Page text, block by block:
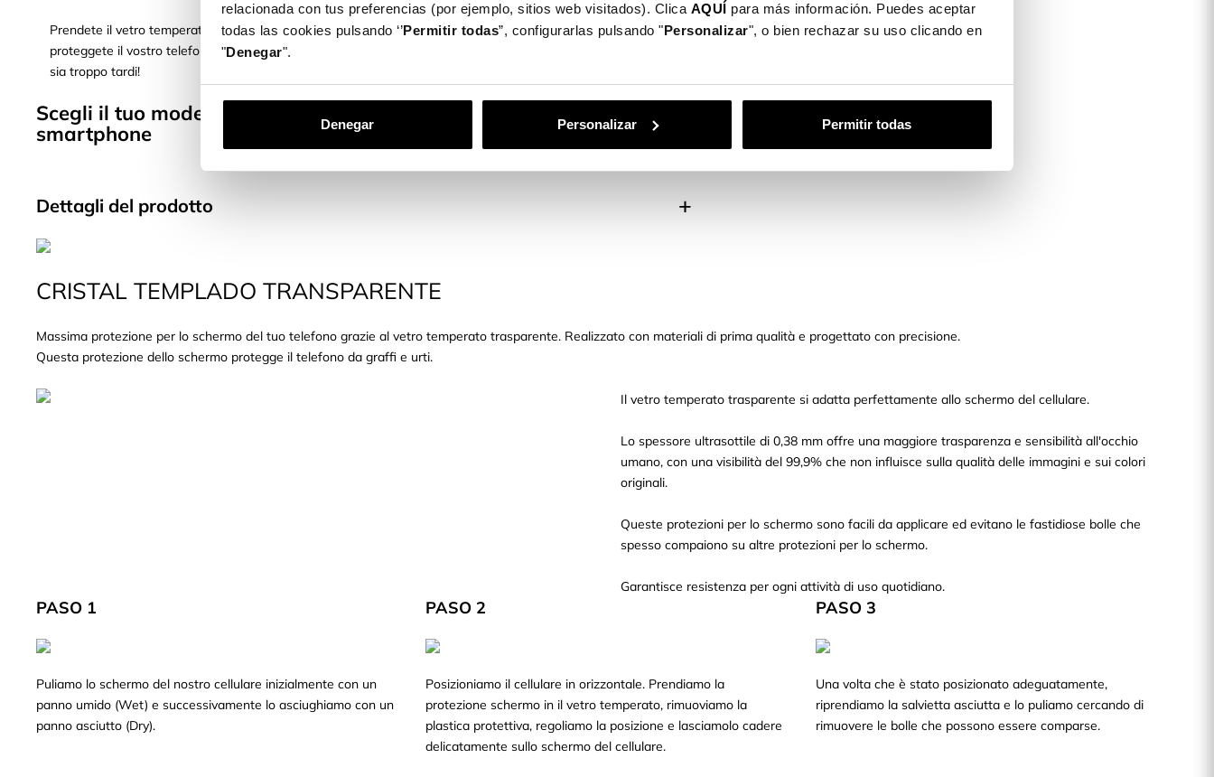
relacionada con tus preferencias (por ejemplo, sitios web visitados). Clica AQUÍ para más información. Puedes aceptar
todas las cookies pulsando ‘’Permitir todas”, configurarlas pulsando "Personalizar", o bien rechazar su uso clicando en
"Denegar".
Denegar Personalizar Permitir todas
Prendete il vetro temperato trasparente e
proteggete il vostro telefono oggi stesso prima che
sia troppo tardi!
Scegli il tuo modello di cellulare e proteggi lo schermo del tuo
smartphone
Dettagli del prodotto
CRISTAL TEMPLADO TRANSPARENTE
Massima protezione per lo schermo del tuo telefono grazie al vetro temperato trasparente. Realizzato con materiali di prima qualità e progettato con precisione.
Questa protezione dello schermo protegge il telefono da graffi e urti.
Il vetro temperato trasparente si adatta perfettamente allo schermo del cellulare.
Lo spessore ultrasottile di 0,38 mm offre una maggiore trasparenza e sensibilità all'occhio
umano, con una visibilità del 99,9% che non influisce sulla qualità delle immagini e sui colori
originali.
Queste protezioni per lo schermo sono facili da applicare ed evitano le fastidiose bolle che
spesso compaiono su altre protezioni per lo schermo.
Garantisce resistenza per ogni attività di uso quotidiano.
PASO 1
Puliamo lo schermo del nostro cellulare inizialmente con un
panno umido (Wet) e successivamente lo asciughiamo con un
panno asciutto (Dry).
PASO 2
Posizioniamo il cellulare in orizzontale. Prendiamo la
protezione schermo in il vetro temperato, rimuoviamo la
plastica protettiva, regoliamo la posizione e lasciamolo cadere
delicatamente sullo schermo del cellulare.
PASO 3
Una volta che è stato posizionato adeguatamente,
riprendiamo la salvietta asciutta e lo puliamo cercando di
rimuovere le bolle che possono essere comparse.